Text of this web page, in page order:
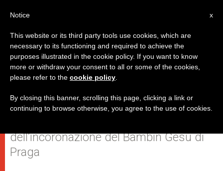
“Il Papa vuole dare visibilità a
Cristo nella Repubblica Ceca”
dell’incoronazione del Bambin Gesù di
Praga
x
Notice
This website or its third party tools use cookies, which are
necessary to its functioning and required to achieve the
purposes illustrated in the cookie policy. If you want to know
more or withdraw your consent to all or some of the cookies,
please refer to the cookie policy
By closing this banner, scrolling this page, clicking a link or
continuing to browse otherwise, you agree to the use of cookies.